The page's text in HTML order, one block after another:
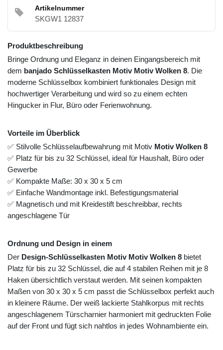
Artikelnummer
SKGW1 12837
Produktbeschreibung
Bringe Ordnung und Eleganz in deinen Eingangsbereich mit
dem banjado Schlüsselkasten Motiv Motiv Wolken 8. Die
moderne Schlüsselbox kombiniert funktionales Design mit
hochwertiger Verarbeitung und wird so zu einem echten
Hingucker in Flur, Büro oder Ferienwohnung.
Vorteile im Überblick
✅ Stilvolle Schlüsselaufbewahrung mit Motiv Motiv Wolken 8
✅ Platz für bis zu 32 Schlüssel, ideal für Haushalt, Büro oder
Gewerbe
✅ Kompakte Maße: 30 x 30 x 5 cm
✅ Einfache Wandmontage inkl. Befestigungsmaterial
✅ Magnetisch und mit Kreidestift beschreibbar, rechts
angeschlagene Tür
Ordnung und Design in einem
Der Design-Schlüsselkasten Motiv Motiv Wolken 8 bietet
Platz für bis zu 32 Schlüssel, die auf 4 stabilen Reihen mit je 8
Haken übersichtlich verstaut werden. Mit seinen kompakten
Maßen von 30 x 30 x 5 cm passt die Schlüsselbox perfekt auch
in kleinere Räume. Der weiß lackierte Stahlkorpus mit rechts
angeschlagenem Türscharnier harmoniert mit gedruckten Folie
auf der Front und fügt sich nahtlos in jedes Wohnambiente ein.